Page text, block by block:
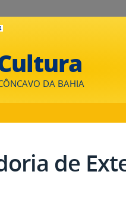
DA BAHIA
de